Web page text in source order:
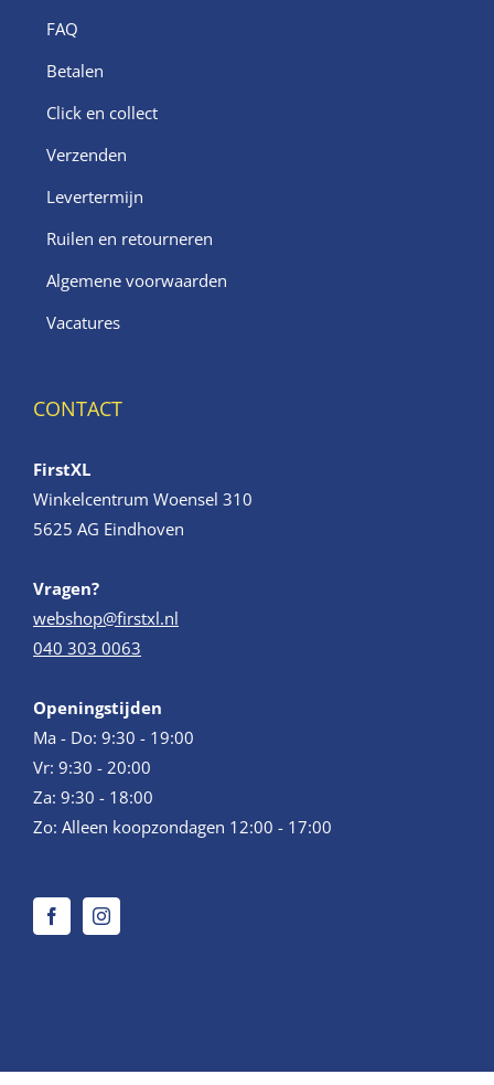
FAQ
Betalen
Click en collect
Verzenden
Levertermijn
Ruilen en retourneren
Algemene voorwaarden
Vacatures
CONTACT
FirstXL
Winkelcentrum Woensel 310
5625 AG Eindhoven
Vragen?
webshop@firstxl.nl
040 303 0063
Openingstijden
Ma - Do: 9:30 - 19:00
Vr: 9:30 - 20:00
Za: 9:30 - 18:00
Zo: Alleen koopzondagen 12:00 - 17:00